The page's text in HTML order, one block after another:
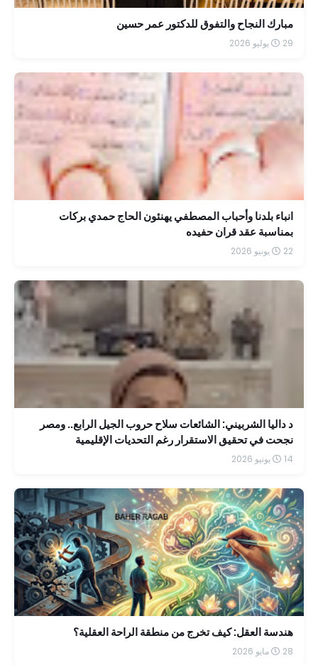
مبارك النجاح والتفوق للدكتور عمر حسين
29 يوليو 2026
انباء بلدنا وأحباب المصطفي يهنئون الحاج حمدي بركات
بمناسبة عقد قران حفيده
22 يونيو 2026
د داليا الشربيني: الشائعات سلاح حروب الجيل الرابع.. ومصر
نجحت في تحقيق الاستقرار رغم التحديات الإقليمية
14 يونيو 2026
هندسة العقل: كيف تخرج من منطقة الراحة العقلية؟
28 مايو 2026